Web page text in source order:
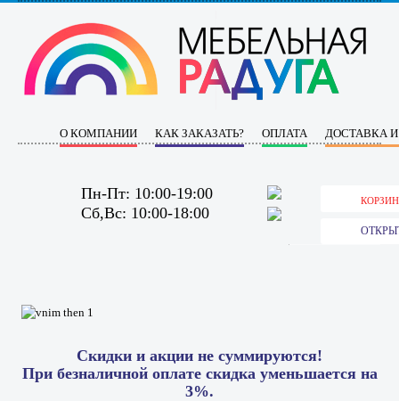
О КОМПАНИИ КАК ЗАКАЗАТЬ? ОПЛАТА ДОСТАВКА И
Пн-Пт: 10:00-19:00
Сб,Вс: 10:00-18:00
Скидки и акции не суммируются!
При безналичной оплате скидка уменьшается на
3%.